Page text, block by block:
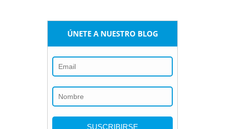
ÚNETE A NUESTRO BLOG